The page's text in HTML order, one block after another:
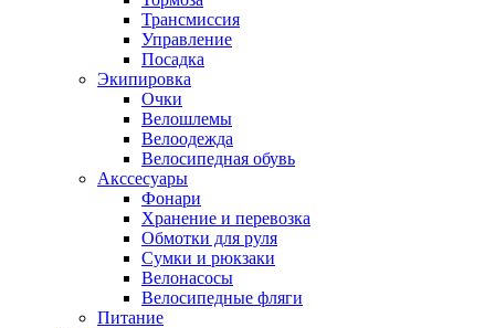
Трансмиссия
Управление
Посадка
Экипировка
Очки
Велошлемы
Велоодежда
Велосипедная обувь
Акссесуары
Фонари
Хранение и перевозка
Обмотки для руля
Сумки и рюкзаки
Велонасосы
Велосипедные фляги
Питание